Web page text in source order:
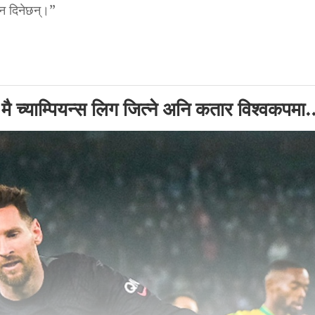
दिनेछन्।”
च्याम्पियन्स लिग जित्ने अनि कतार